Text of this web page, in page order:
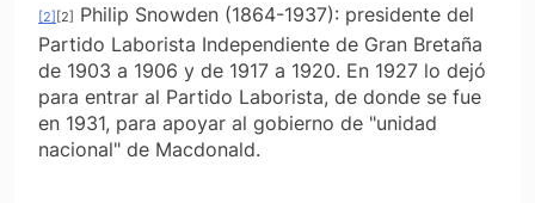
[2] [2] Philip Snowden (1864-1937): presidente del
Partido Laborista Independiente de Gran Bretaña
de 1903 a 1906 y de 1917 a 1920. En 1927 lo dejó
para entrar al Partido Laborista, de donde se fue
en 1931, para apoyar al gobierno de "unidad
nacional" de Macdonald.